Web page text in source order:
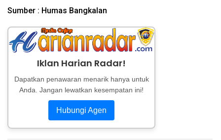
Sumber : Humas Bangkalan
Iklan Harian Radar!
Dapatkan penawaran menarik hanya untuk
Anda. Jangan lewatkan kesempatan ini!
Hubungi Agen